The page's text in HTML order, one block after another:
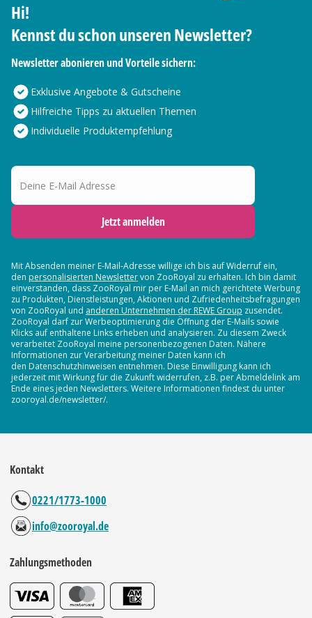
Hi!
Kennst du schon unseren Newsletter?
Newsletter abonieren und Vorteile sichern:
Exklusive Angebote & Gutscheine
Hilfreiche Tipps zu aktuellen Themen
Individuelle Produktempfehlung
Deine E-Mail Adresse
Jetzt anmelden
Mit Absenden meiner E-Mail-Adresse willige ich bis auf Widerruf ein,
den personalisierten Newslettervon ZooRoyal zu erhalten. Ich bin damit
einverstanden, dass ZooRoyal mir per E-Mail an mich gerichtete Werbung
zu Produkten, Dienstleistungen, Aktionen und Zufriedenheitsbefragungen
von ZooRoyal und anderen Unternehmen der REWE Group zusendet.
ZooRoyal darf zur Werbeoptimierung die Öffnung der E-Mails sowie
Klicks auf enthaltene Links erheben und analysieren. Zu diesem Zweck
verarbeitet ZooRoyal meine personenbezogenen Daten. Nähere
Informationen zur Verarbeitung meiner Daten kann ich
den Datenschutzhinweisen entnehmen. Diese Einwilligung kann ich
jederzeit mit Wirkung für die Zukunft widerrufen, z.B. per Abmeldelink am
Ende eines jeden Newsletters. Weitere Informationen findest du unter
zooroyal.de/newsletter/.
Kontakt
0221/1773-1000
info@zooroyal.de
Zahlungsmethoden